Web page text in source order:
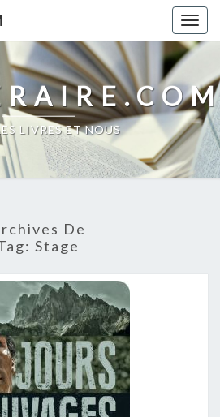
LIVRES ET NOUS
De
Stage